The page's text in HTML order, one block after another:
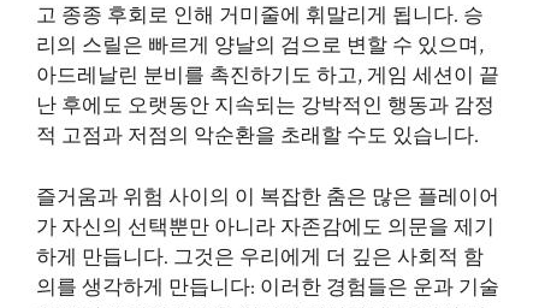
고 종종 후회로 인해 거미줄에 휘말리게 됩니다. 승
리의 스릴은 빠르게 양날의 검으로 변할 수 있으며,
아드레날린 분비를 촉진하기도 하고, 게임 세션이 끝
난 후에도 오랫동안 지속되는 강박적인 행동과 감정
적 고점과 저점의 악순환을 초래할 수도 있습니다.
즐거움과 위험 사이의 이 복잡한 춤은 많은 플레이어
가 자신의 선택뿐만 아니라 자존감에도 의문을 제기
하게 만듭니다. 그것은 우리에게 더 깊은 사회적 함
의를 생각하게 만듭니다: 이러한 경험들은 운과 기술